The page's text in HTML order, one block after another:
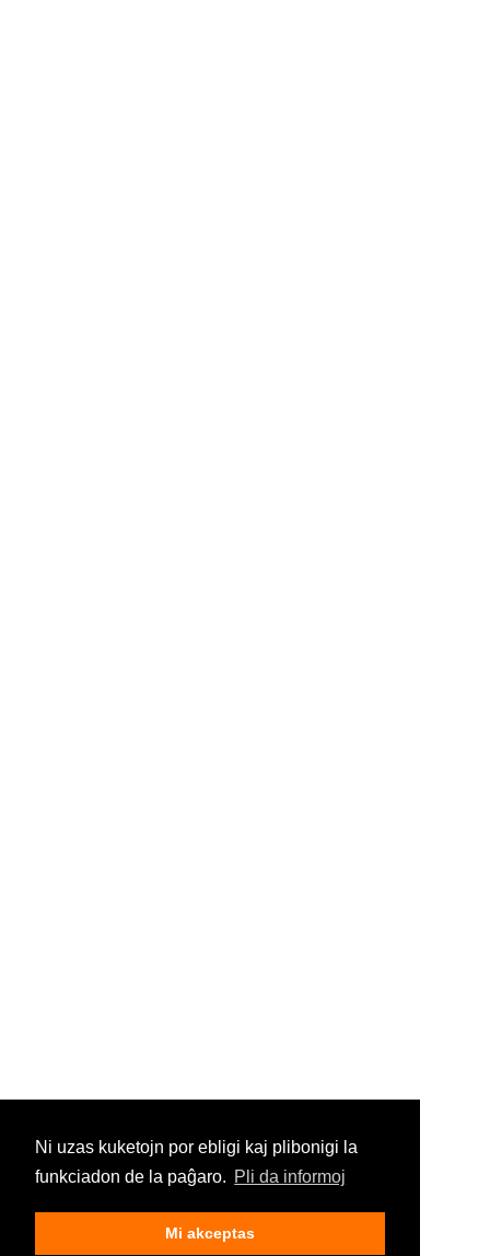
Ni uzas kuketojn por ebligi kaj plibonigi la
funkciadon de la paĝaro. Pli da informoj
Mi akceptas